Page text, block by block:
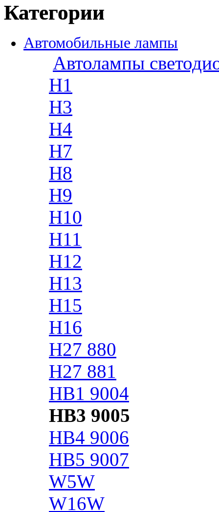
Категории
Автомобильные лампы
Автолампы
H1
H3
H4
H7
H8
H9
H10
H11
H12
H13
H15
H16
H27 880
H27 881
HB1 9004
HB3 9005
HB4 9006
HB5 9007
W5W
W16W